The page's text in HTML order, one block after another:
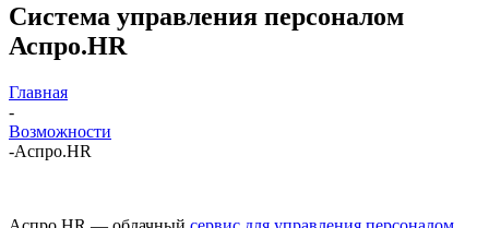
Система управления персоналом
Аспро.HR
Главная
-
Возможности
-Аспро.HR